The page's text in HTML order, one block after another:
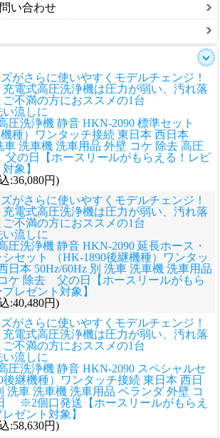
い合わせ
がさらに使いやすくモデルチェンジ！
充電式高圧洗浄機は圧力が弱い、汚れ落
不満の方におススメの1台
流しに
圧洗浄機 静音 HKN-2090 標準セット
機種）ワンタッチ接続 東日本 西日本
車 洗車機 洗車用品 外壁 コケ 除去 高圧
の日【ホースリールがもらえる！レビ
象】
:36,080円)
がさらに使いやすくモデルチェンジ！
充電式高圧洗浄機は圧力が弱い、汚れ落
不満の方におススメの1台
流しに
圧洗浄機 静音 HKN-2090 延長ホース・
セット （HK-1890後継機種）ワンタッ
日本 50Hz/60Hz 別 洗車 洗車機 洗車用品
ケ 除去 父の日【ホースリールがもら
レゼント対象】
:40,480円)
がさらに使いやすくモデルチェンジ！
充電式高圧洗浄機は圧力が弱い、汚れ落
不満の方におススメの1台
流しに
圧洗浄機 静音 HKN-2090 スペシャルセ
後継機種）ワンタッチ接続 東日本 西日
洗車 洗車機 洗車用品 ベランダ 外壁 コ
※2個口発送【ホースリールがもらえ
ゼント対象】
:58,630円)